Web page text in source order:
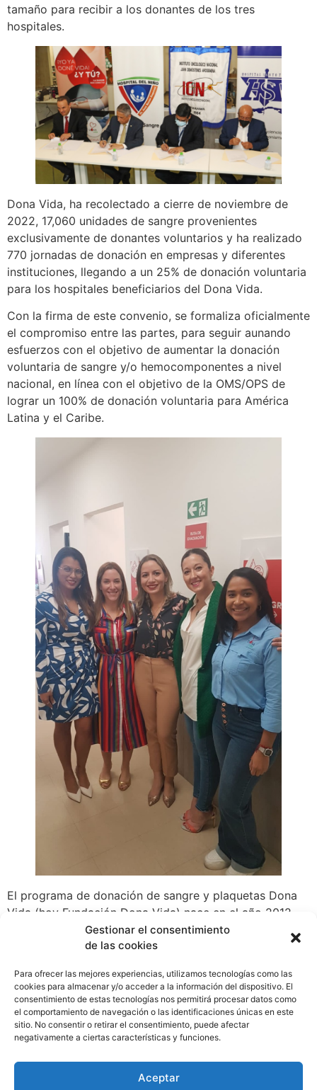
Gestionar el consentimiento
de las cookies
Para ofrecer las mejores experiencias, utilizamos tecnologías como las
cookies para almacenar y/o acceder a la información del dispositivo. El
consentimiento de estas tecnologías nos permitirá procesar datos como
el comportamiento de navegación o las identificaciones únicas en este
sitio. No consentir o retirar el consentimiento, puede afectar
negativamente a ciertas características y funciones.
Aceptar
tamaño para recibir a los donantes de los tres
hospitales.
Dona Vida, ha recolectado a cierre de noviembre de
2022, 17,060 unidades de sangre provenientes
exclusivamente de donantes voluntarios y ha realizado
770 jornadas de donación en empresas y diferentes
instituciones, llegando a un 25% de donación voluntaria
para los hospitales beneficiarios del Dona Vida.
Con la firma de este convenio, se formaliza oficialmente
el compromiso entre las partes, para seguir aunando
esfuerzos con el objetivo de aumentar la donación
voluntaria de sangre y/o hemocomponentes a nivel
nacional, en línea con el objetivo de la OMS/OPS de
lograr un 100% de donación voluntaria para América
Latina y el Caribe.
El programa de donación de sangre y plaquetas Dona
Vida (hoy Fundación Dona Vida) nace en el año 2012
gracias a la iniciativa de Fundacáncer y de la Fundación
Felipe Motta para apoyar a la recolección de sangre del
Fundación Felipe Motta donó a Dona Vida la primera
unidad móvil de colecta de sangre en Panamá.
WhatsApp
Compartir
Etiquetadobancosdesangre,cuidado,donacion,
Eventos,fundacion